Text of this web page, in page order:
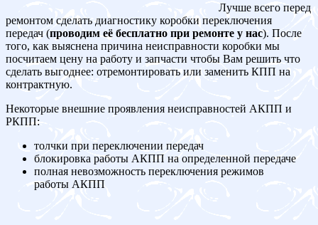
Лучше всего перед
ремонтом сделать диагностику коробки переключения
передач (проводим её бесплатно при ремонте у нас). После
того, как выяснена причина неисправности коробки мы
посчитаем цену на работу и запчасти чтобы Вам решить что
сделать выгоднее: отремонтировать или заменить КПП на
контрактную.
Некоторые внешние проявления неисправностей АКПП и
РКПП:
толчки при переключении передач
блокировка работы АКПП на определенной передаче
полная невозможность переключения режимов
работы АКПП